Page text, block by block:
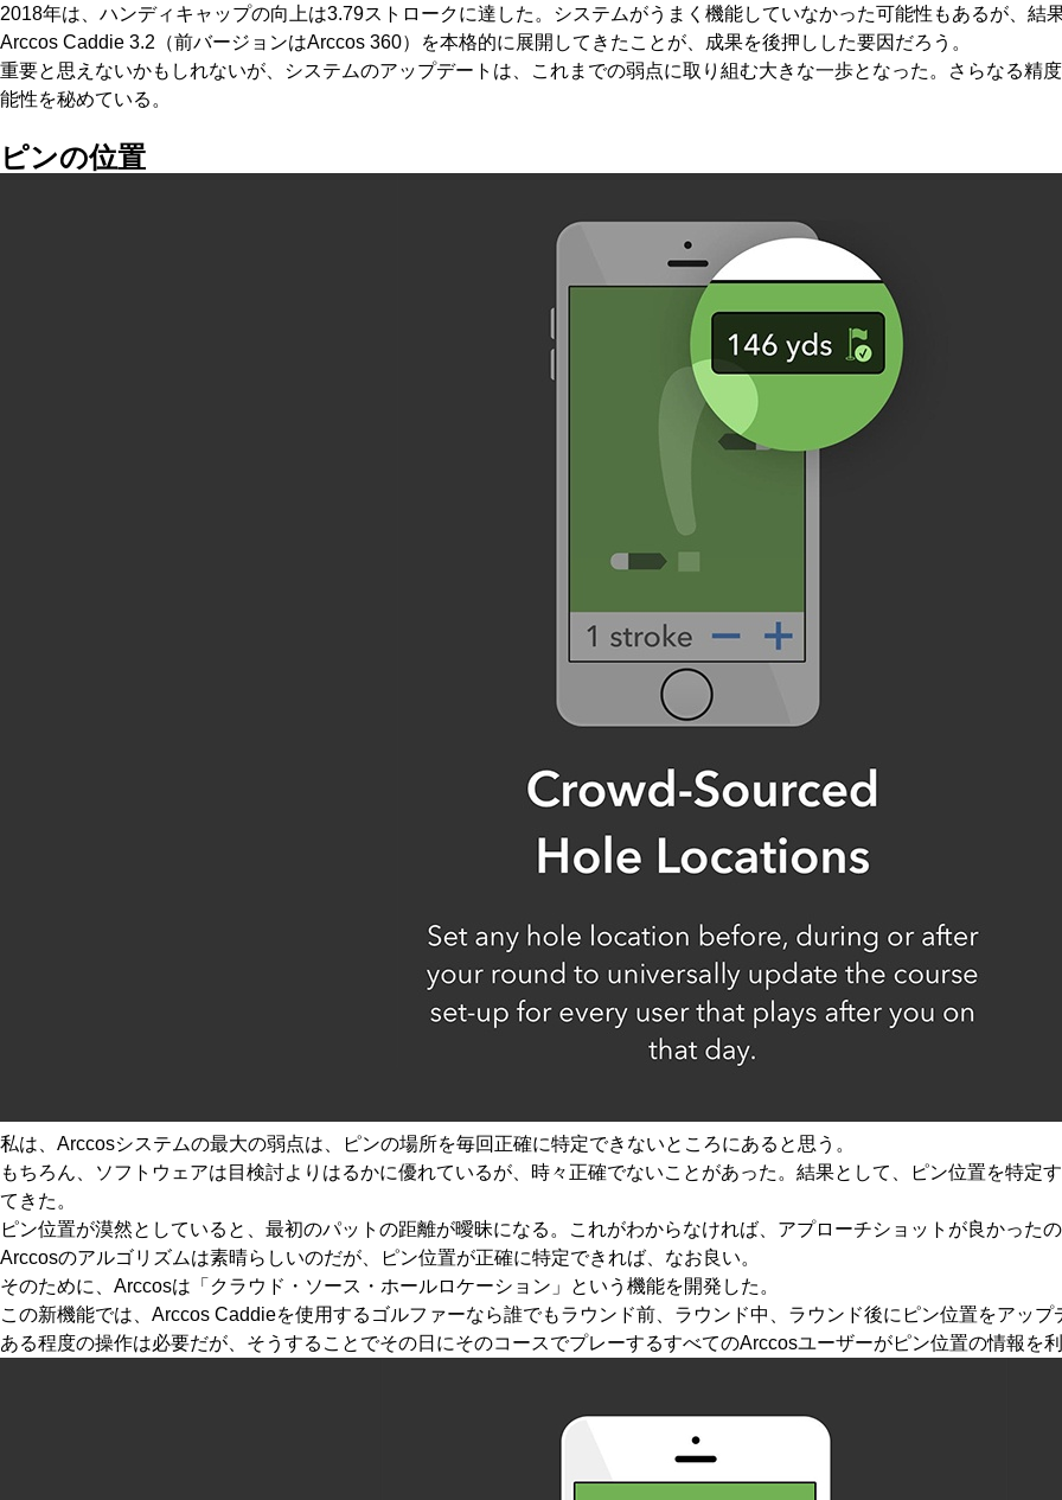
2018年は、ハンディキャップの向上は3.79ストロークに達した。システムがうまく機能していなかった可能性もあるが、結
Arccos Caddie 3.2（前バージョンはArccos 360）を本格的に展開してきたことが、成果を後押しした要因だろう。
重要と思えないかもしれないが、システムのアップデートは、これまでの弱点に取り組む大きな一歩となった。さらなる精
能性を秘めている。
ピンの位置
私は、Arccosシステムの最大の弱点は、ピンの場所を毎回正確に特定できないところにあると思う。
もちろん、ソフトウェアは目検討よりはるかに優れているが、時々正確でないことがあった。結果として、ピン位置を特定
てきた。
ピン位置が漠然としていると、最初のパットの距離が曖昧になる。これがわからなければ、アプローチショットが良かった
Arccosのアルゴリズムは素晴らしいのだが、ピン位置が正確に特定できれば、なお良い。
そのために、Arccosは「クラウド・ソース・ホールロケーション」という機能を開発した。
この新機能では、Arccos Caddieを使用するゴルファーなら誰でもラウンド前、ラウンド中、ラウンド後にピン位置をアップ
ある程度の操作は必要だが、そうすることでその日にそのコースでプレーするすべてのArccosユーザーがピン位置の情報を利